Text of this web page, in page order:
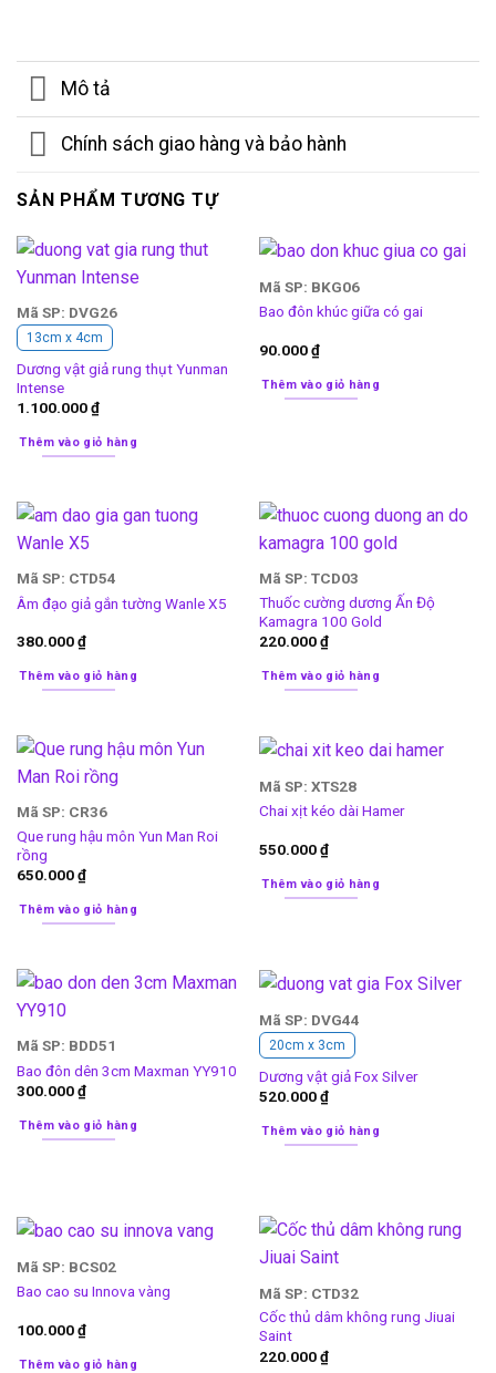
Mô tả
Chính sách giao hàng và bảo hành
SẢN PHẨM TƯƠNG TỰ
Mã SP: DVG26
13cm x 4cm
Dương vật giả rung thụt Yunman
Intense
1.100.000₫
Thêm vào giỏ hàng
Mã SP: BKG06
Bao đôn khúc giữa có gai
90.000₫
Thêm vào giỏ hàng
Mã SP: CTD54
Âm đạo giả gắn tường Wanle X5
380.000₫
Thêm vào giỏ hàng
Mã SP: TCD03
Thuốc cường dương Ấn Độ
Kamagra 100 Gold
220.000₫
Thêm vào giỏ hàng
Mã SP: CR36
Que rung hậu môn Yun Man Roi
rồng
650.000₫
Thêm vào giỏ hàng
Mã SP: XTS28
Chai xịt kéo dài Hamer
550.000₫
Thêm vào giỏ hàng
Mã SP: BDD51
Bao đôn dên 3cm Maxman YY910
300.000₫
Thêm vào giỏ hàng
Mã SP: DVG44
20cm x 3cm
Dương vật giả Fox Silver
520.000₫
Thêm vào giỏ hàng
Mã SP: BCS02
Bao cao su Innova vàng
100.000₫
Thêm vào giỏ hàng
Mã SP: CTD32
Cốc thủ dâm không rung Jiuai
Saint
220.000₫